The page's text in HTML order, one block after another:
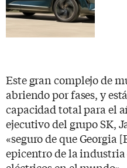
Este gran complejo de
abriendo por fases, y
capacidad total para el
ejecutivo del grupo SK,
«seguro de que Georgia
epicentro de la